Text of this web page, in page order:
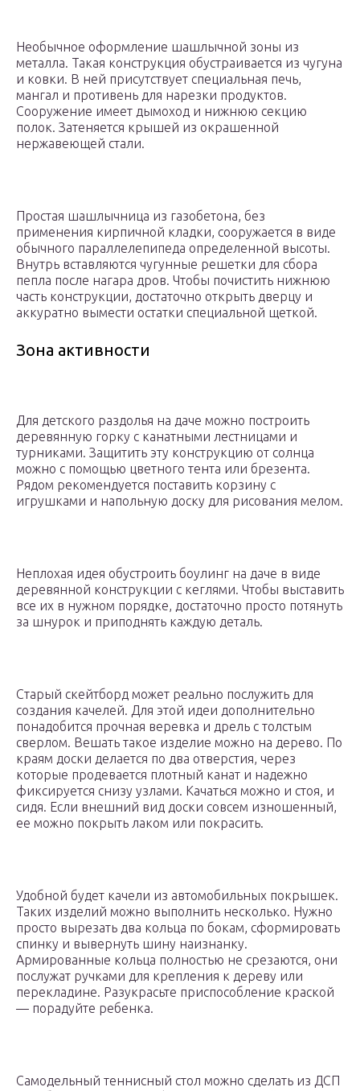
Необычное оформление шашлычной зоны из
металла. Такая конструкция обустраивается из чугуна
и ковки. В ней присутствует специальная печь,
мангал и противень для нарезки продуктов.
Сооружение имеет дымоход и нижнюю секцию
полок. Затеняется крышей из окрашенной
нержавеющей стали.
Простая шашлычница из газобетона, без
применения кирпичной кладки, сооружается в виде
обычного параллелепипеда определенной высоты.
Внутрь вставляются чугунные решетки для сбора
пепла после нагара дров. Чтобы почистить нижнюю
часть конструкции, достаточно открыть дверцу и
аккуратно вымести остатки специальной щеткой.
Зона активности
Для детского раздолья на даче можно построить
деревянную горку с канатными лестницами и
турниками. Защитить эту конструкцию от солнца
можно с помощью цветного тента или брезента.
Рядом рекомендуется поставить корзину с
игрушками и напольную доску для рисования мелом.
Неплохая идея обустроить боулинг на даче в виде
деревянной конструкции с кеглями. Чтобы выставить
все их в нужном порядке, достаточно просто потянуть
за шнурок и приподнять каждую деталь.
Старый скейтборд может реально послужить для
создания качелей. Для этой идеи дополнительно
понадобится прочная веревка и дрель с толстым
сверлом. Вешать такое изделие можно на дерево. По
краям доски делается по два отверстия, через
которые продевается плотный канат и надежно
фиксируется снизу узлами. Качаться можно и стоя, и
сидя. Если внешний вид доски совсем изношенный,
ее можно покрыть лаком или покрасить.
Удобной будет качели из автомобильных покрышек.
Таких изделий можно выполнить несколько. Нужно
просто вырезать два кольца по бокам, сформировать
спинку и вывернуть шину наизнанку.
Армированные кольца полностью не срезаются, они
послужат ручками для крепления к дереву или
перекладине. Разукрасьте приспособление краской
— порадуйте ребенка.
Самодельный теннисный стол можно сделать из ДСП